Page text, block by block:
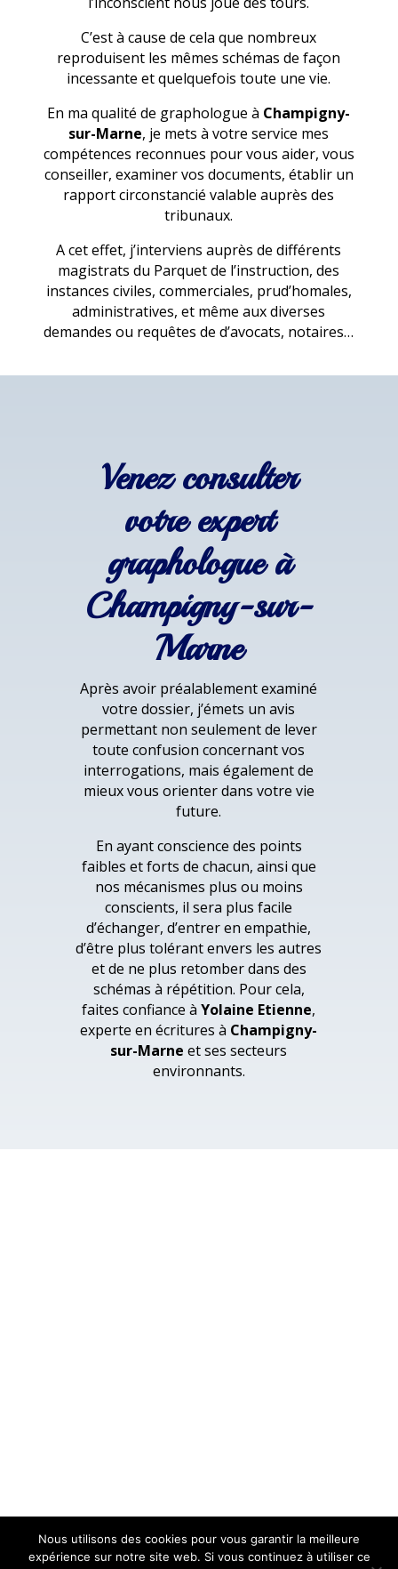
C’est à cause de cela que nombreux
reproduisent les mêmes schémas de façon
incessante et quelquefois toute une vie.
En ma qualité de graphologue à Champigny-
sur-Marne, je mets à votre service mes
compétences reconnues pour vous aider, vous
conseiller, examiner vos documents, établir un
rapport circonstancié valable auprès des
tribunaux.
A cet effet, j’interviens auprès de différents
magistrats du Parquet de l’instruction, des
instances civiles, commerciales, prud’homales,
administratives, et même aux diverses
demandes ou requêtes de d’avocats, notaires…
Venez consulter
votre expert
graphologue à
Champigny-sur-
Marne
Après avoir préalablement examiné
votre dossier, j’émets un avis
permettant non seulement de lever
toute confusion concernant vos
interrogations, mais également de
mieux vous orienter dans votre vie
future.
En ayant conscience des points
faibles et forts de chacun, ainsi que
nos mécanismes plus ou moins
conscients, il sera plus facile
d’échanger, d’entrer en empathie,
d’être plus tolérant envers les autres
et de ne plus retomber dans des
schémas à répétition. Pour cela,
faites confiance àYolaine Etienne,
experte en écritures à Champigny-
sur-Marne et ses secteurs
environnants.
Mentions Légales
Politique de Confidentialité
Plan du Site
Nous utilisons des cookies pour vous garantir la meilleure
expérience sur notre site web. Si vous continuez à utiliser ce